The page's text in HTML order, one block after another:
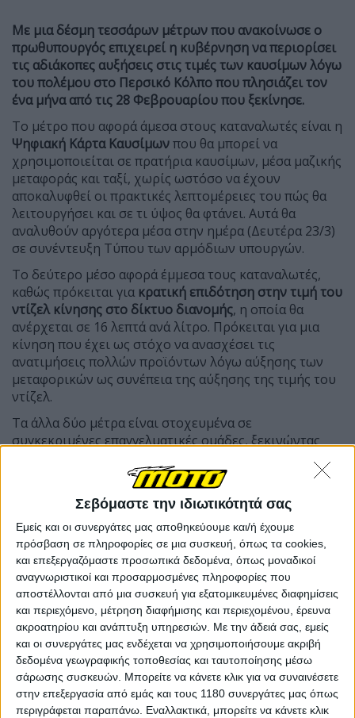
Σεβόμαστε την ιδιωτικότητά σας
Εμείς και οι συνεργάτες μας αποθηκεύουμε και/ή έχουμε
πρόσβαση σε πληροφορίες σε μια συσκευή, όπως τα cookies,
και επεξεργαζόμαστε προσωπικά δεδομένα, όπως μοναδικοί
αναγνωριστικοί και προσαρμοσμένες πληροφορίες που
αποστέλλονται από μια συσκευή για εξατομικευμένες διαφημίσεις
και περιεχόμενο, μέτρηση διαφήμισης και περιεχομένου, έρευνα
ακροατηρίου και ανάπτυξη υπηρεσιών. Με την άδειά σας, εμείς
και οι συνεργάτες μας ενδέχεται να χρησιμοποιήσουμε ακριβή
δεδομένα γεωγραφικής τοποθεσίας και ταυτοποίησης μέσω
σάρωσης συσκευών. Μπορείτε να κάνετε κλικ για να συναινέσετε
στην επεξεργασία από εμάς και τους 1180 συνεργάτες μας όπως
περιγράφεται παραπάνω. Εναλλακτικά, μπορείτε να κάνετε κλικ
Με μια δέσμη τεσσάρων μέτρων που ανακοίνωσε ο
πρωθυπουργός επιχειρεί η κυβέρνηση να περιορίσει
τις αδιάκοπες αυξήσεις στις τιμές των καυσίμων λόγω
του πολέμου στο Περσικό Κόλπο που πλησιάζει τον
ένα μήνα από τις 28 Φεβρουαρίου που ξεκίνησε.
Το μέτρο που αφορά άμεσα στους καταναλωτές είναι η
Ψηφιακή Κάρτα Καυσίμωνπου θα μπορεί να
χρησιμοποιείται σε πρατήρια καυσίμων, μέσα μαζικής
μεταφοράς και ταξί, χωρίς ωστόσο να έχουν
αποκαλυφθεί οι πρακτικές λεπτομέρειες του πώς θα
λειτουργήσει και σε τι ύψος θα φτάνει. Αυτά θα
αναλυθούν αργότερα μέσα στην ημέρα (Δευτέρα 23/3)
σε συνέντευξη Τύπου των αρμόδιων υπουργών.
Το δεύτερο μέσο αφορά έμμεσα τους καταναλωτές,
καθώς πρόκειται για κρατική επιδότηση στην τιμή του
ντίζελ κίνησης στο δίκτυο διανομής, η οποία θα
ανέρχεται σε 16 λεπτά ανά λίτρο. Πρόκειται για μια
κίνηση που έχει ως στόχο να ανασχέσει τις
ανατιμήσεις πολλών προϊόντων λόγω αύξησης των
μεταφορικών ως συνέπεια της αύξησης της τιμής του
ντίζελ.
Τα άλλα δύο μέτρα είναι στοχευμένα σε
συγκεκριμένες επαγγελματικές ομάδες, ξεκινώντας
με επιχορήγηση του 15% της αξίας
των παραστατικών αγοράς λιπασμάτων, ενώ το
τελευταίο αφορά σταακτοπλοϊκάεισιτήρια, όπου η
κυβέρνηση θα αποζημιώσει τις ακτοπλοϊκές εταιρείες
προκειμένου να διατηρήσουν τις τιμές των
εισιτηρίων στα περσινά επίπεδα.
Μένει πλέον να δούμε τις πρακτικές πτυχές των
μέτρων αυτών όπως θα τις αναλύσουν οι αρμόδιοι
υπουργοί και πώς αυτά θα επηρεάσουν τις τιμές της
βενζίνης και άλλων προϊόντων πρώτης ανάγκης.